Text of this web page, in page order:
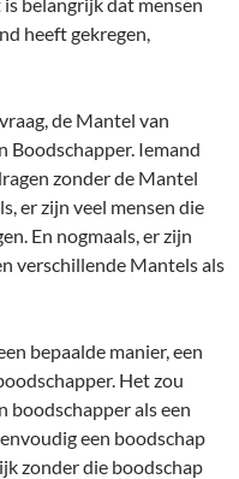
heeft gekregen,
de Mantel van
Boodschapper. Iemand
zonder de Mantel
er zijn veel mensen die
En nogmaals, er zijn
verschillende Mantels als
bepaalde manier, een
Het zou
boodschapper als een
een boodschap
zonder die boodschap